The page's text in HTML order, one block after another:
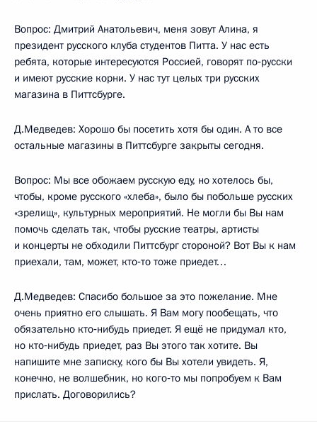
Вопрос: Дмитрий Анатольевич, меня зовут Алина, я
президент русского клуба студентов Питта. У нас есть
ребята, которые интересуются Россией, говорят по‑русски
и имеют русские корни. У нас тут целых три русских
магазина в Питтсбурге.
Д.Медведев: Хорошо бы посетить хотя бы один. А то все
остальные магазины в Питтсбурге закрыты сегодня.
Вопрос: Мы все обожаем русскую еду, но хотелось бы,
чтобы, кроме русского «хлеба», было бы побольше русских
«зрелищ», культурных мероприятий. Не могли бы Вы нам
помочь сделать так, чтобы русские театры, артисты
и концерты не обходили Питтсбург стороной? Вот Вы к нам
приехали, там, может, кто‑то тоже приедет…
Д.Медведев: Спасибо большое за это пожелание. Мне
очень приятно его слышать. Я Вам могу пообещать, что
обязательно кто‑нибудь приедет. Я ещё не придумал кто,
но кто‑нибудь приедет, раз Вы этого так хотите. Вы
напишите мне записку, кого бы Вы хотели увидеть. Я,
конечно, не волшебник, но кого‑то мы попробуем к Вам
прислать. Договорились?